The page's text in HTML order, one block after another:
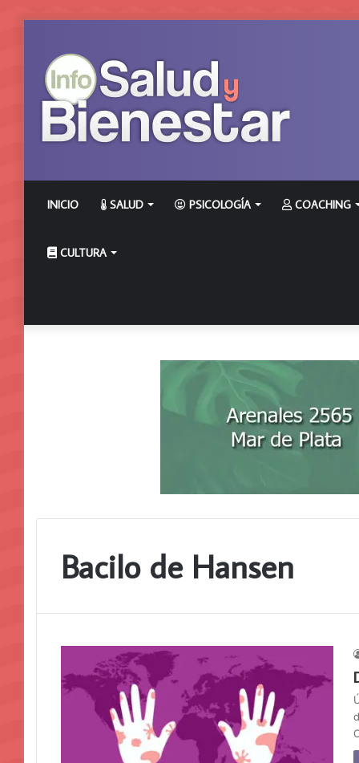
INICIO SALUD PSICOLOGÍA COACHING
CULTURA
Bacilo de Hansen